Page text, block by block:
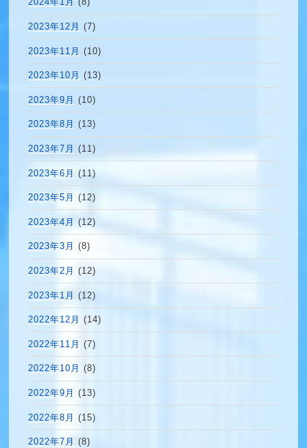
2024年1月 (8)
2023年12月 (7)
2023年11月 (10)
2023年10月 (13)
2023年9月 (10)
2023年8月 (13)
2023年7月 (11)
2023年6月 (11)
2023年5月 (12)
2023年4月 (12)
2023年3月 (8)
2023年2月 (12)
2023年1月 (12)
2022年12月 (14)
2022年11月 (7)
2022年10月 (8)
2022年9月 (13)
2022年8月 (15)
2022年7月 (8)